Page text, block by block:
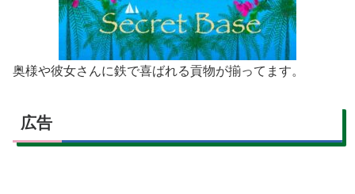
奥様や彼女さんに鉄で喜ばれる貢物が揃ってます。
広告